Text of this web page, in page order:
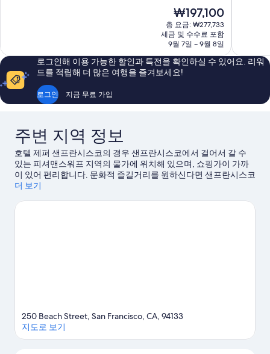
점,
매
훌
륭
해
2,436
현
재
요
금
₩197,100
₩197,100
총 요금: ₩277,733
세금 및 수수료 포함
9월 7일 ~ 9월 8일
좋
아
요,
로그인해 이용 가능한 할인과 특전을 확인하실 수 있어요. 리워
드를 적립해 더 많은 여행을 즐겨보세요!
로그인 지금 무료 가입
주변 지역 정보
호텔 제퍼 샌프란시스코의 경우 샌프란시스코에서 걸어서 갈 수
있는 피셔맨스워프 지역의 물가에 위치해 있으며, 쇼핑가이 가까
이 있어 편리합니다. 문화적 즐길거리를 원하신다면 샌프란시스코
현대 미술관, 빌 그라함 시빅 오디토리엄에 가보세요. 이 지역의 유
다. 각종 이벤트나 게임이 개최되는 오라클 파크 또는 체이스 센터
더 보기
250 Beach Street, San Francisco, CA, 94133
지도로 보기